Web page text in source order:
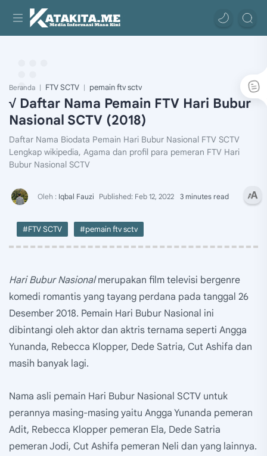
Beranda FTV SCTV pemain ftv sctv
√ Daftar Nama Pemain FTV Hari Bubur
Nasional SCTV (2018)
Daftar Nama Biodata Pemain Hari Bubur Nasional FTV SCTV
Lengkap wikipedia, Agama dan profil para pemeran FTV Hari
Bubur Nasional SCTV
3 minutes read
#FTV SCTV #pemain ftv sctv
Hari Bubur Nasionalmerupakan film televisi bergenre
komedi romantis yang tayang perdana pada tanggal 26
Desember 2018. Pemain Hari Bubur Nasional ini
dibintangi oleh aktor dan aktris ternama seperti Angga
Yunanda, Rebecca Klopper, Dede Satria, Cut Ashifa dan
masih banyak lagi.
Nama asli pemain Hari Bubur Nasional SCTV untuk
perannya masing-masing yaitu Angga Yunanda pemeran
Adit, Rebecca Klopper pemeran Ela, Dede Satria
pemeran Jodi, Cut Ashifa pemeran Neli dan yang lainnya.